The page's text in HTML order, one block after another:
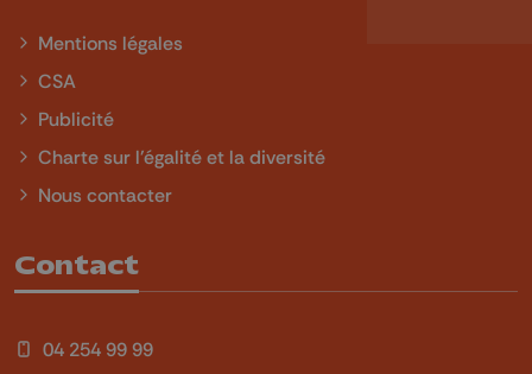
Mentions légales
CSA
Publicité
Charte sur l'égalité et la diversité
Nous contacter
Contact
04 254 99 99